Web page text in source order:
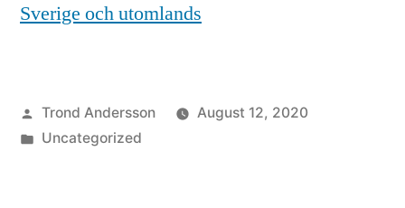
Sverige och utomlands
Posted
by
Trond Andersson
August 12, 2020
Posted
Uncategorized